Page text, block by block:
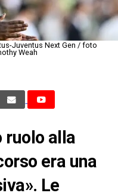
Juventus Next Gen / foto
Weah
ruolo alla
era una
Le